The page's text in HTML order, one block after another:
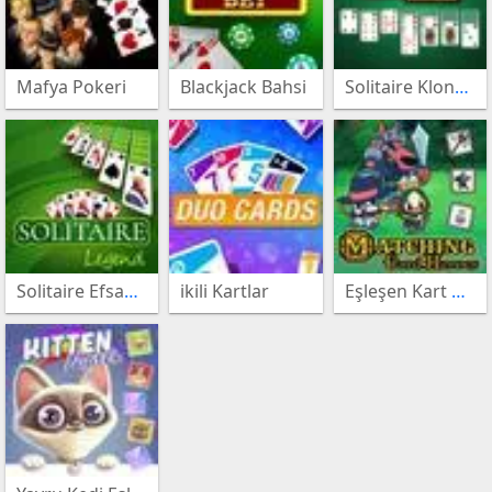
oyunları
Macera
oyunları
Mahjong
oyunları
Basketbol
oyunları
Tetris
oyunları
Kedi
oyunları
Köpek
oyunları
Futbol
Mafya Pokeri Blackjack Bahsi Solitaire Klondike
Solitaire Efsanesi ikili Kartlar Eşleşen Kart Kahramanları